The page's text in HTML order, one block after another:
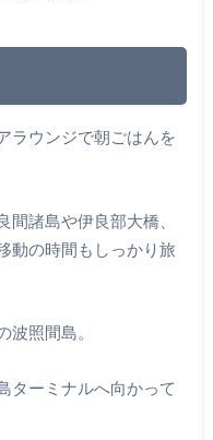
ラウンジで朝ごはんを
諸島や伊良部大橋、
動の時間もしっかり旅
波照間島。
ターミナルへ向かって